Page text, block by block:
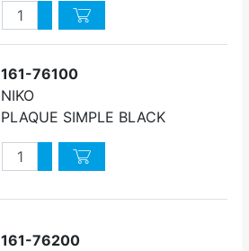
QuantitéAugmenter quantité
Diminuer quantité
161-76100
NIKO
PLAQUE SIMPLE BLACK
QuantitéAugmenter quantité
Diminuer quantité
161-76200